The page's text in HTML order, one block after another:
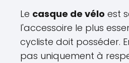
Le casque de vélo est
l'accessoire le plus
cycliste doit posséder.
pas uniquement à